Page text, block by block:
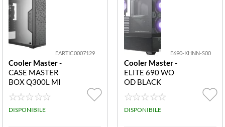
EARTIC0007129
Cooler Master-
CASE MASTER
BOX Q300L MI
D TOWER MIC
ROATX-MINI IT
X, USB3X2, AU
DISPONIBILE
E690-KHNN-S00
Cooler Master-
ELITE 690 WO
OD BLACK
DISPONIBILE